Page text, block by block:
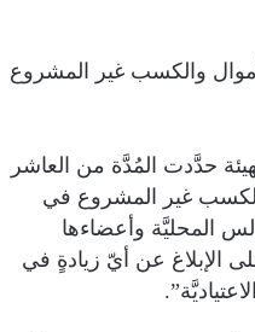
والكسب غير المشروع
حدَّدت المُدَّة من العاشر
غير المشروع في
المحليَّة وأعضاءها
الإبلاغ عن أيّ زيادةٍ في